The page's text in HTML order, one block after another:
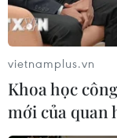
Vụ tấn công
và Đức
29/10/2020 12:53
vietnamplus.vn
Khoa học
mới của quan